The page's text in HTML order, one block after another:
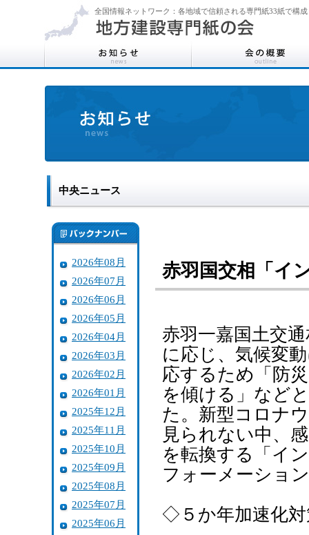
全国情報ネットワーク：各地域で信頼される専門紙33紙で構成
中央ニュース
2026年08月
2026年07月
2026年06月
2026年05月
2026年04月
2026年03月
2026年02月
2026年01月
2025年12月
2025年11月
2025年10月
2025年09月
2025年08月
2025年07月
2025年06月
赤羽国交相「イ
赤羽一嘉国土交
に応じ、気候変
応するため「防
を傾ける」など
た。新型コロナ
見られない中、
を転換する「イ
フォーメーショ
◇５か年加速化